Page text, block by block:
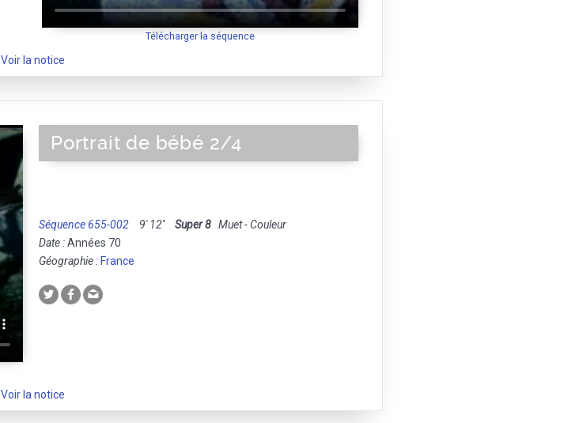
Télécharger la séquence
Voir la notice
Portrait de bébé 2/4
Séquence 655-002 9' 12'' Super 8 Muet - Couleur
Date :Années 70
Géographie : France
Voir la notice